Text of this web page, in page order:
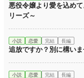
悪役令嬢より愛を込め
リーズ～
小説 恋愛 完結 長編
追放ですか？別に構いま
小説 恋愛 完結 長編